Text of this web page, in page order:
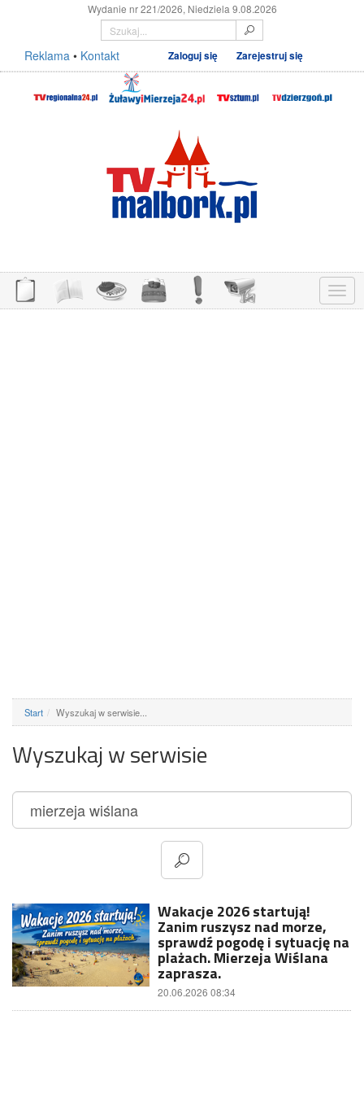
Wydanie nr 221/2026, Niedziela 9.08.2026
Reklama • Kontakt Zaloguj się Zarejestruj się
Menu
Start Wyszukaj w serwisie...
Wyszukaj w serwisie
Wakacje 2026 startują!
Zanim ruszysz nad morze,
sprawdź pogodę i sytuację na
plażach. Mierzeja Wiślana
zaprasza.
20.06.2026 08:34